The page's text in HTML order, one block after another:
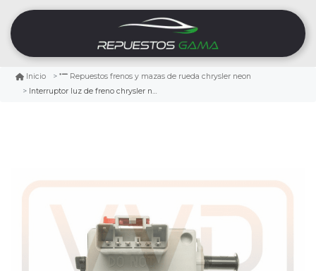
Inicio
Repuestos frenos y mazas de rueda chrysler neon
Interruptor luz de freno chrysler neon 2001/2005